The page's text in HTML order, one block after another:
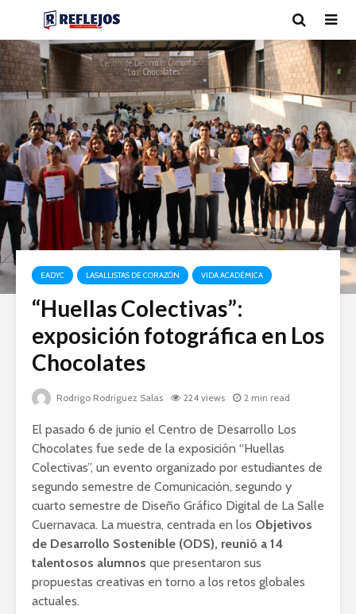
EADYC LASALLISTAS DE CORAZÓN VIDA ACADÉMICA
“Huellas Colectivas”:
exposición fotográfica en Los
Chocolates
Rodrigo Rodríguez Salas 224 views 2 min read
El pasado 6 de junio el Centro de Desarrollo Los
Chocolates fue sede de la exposición “Huellas
Colectivas”, un evento organizado por estudiantes de
segundo semestre de Comunicación, segundo y
cuarto semestre de Diseño Gráfico Digital de La Salle
Cuernavaca. La muestra, centrada en los Objetivos
de Desarrollo Sostenible (ODS), reunió a 14
talentosos alumnos que presentaron sus
propuestas creativas en torno a los retos globales
actuales.